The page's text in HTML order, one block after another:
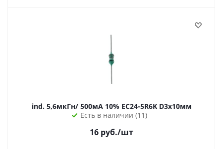
ind. 5,6мкГн/ 500мА 10% EC24-5R6K D3х10мм
Есть в наличии (11)
16 руб./шт